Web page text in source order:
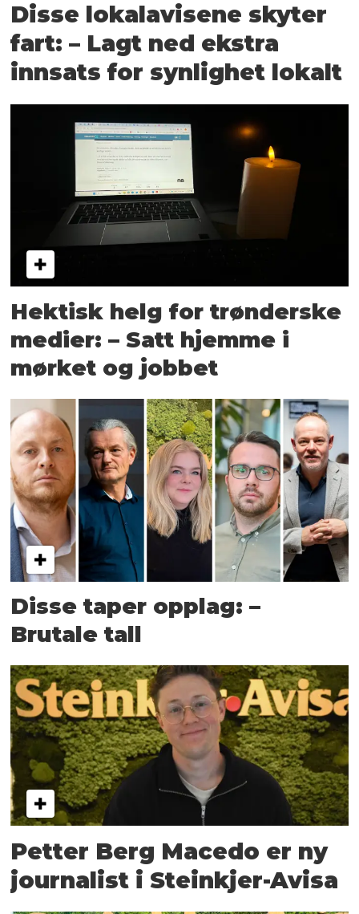
Disse lokalavisene skyter
fart: – Lagt ned ekstra
innsats for synlighet lokalt
Hektisk helg for trønderske
medier: – Satt hjemme i
mørket og jobbet
Disse taper opplag: –
Brutale tall
Petter Berg Macedo er ny
journalist i Steinkjer-Avisa